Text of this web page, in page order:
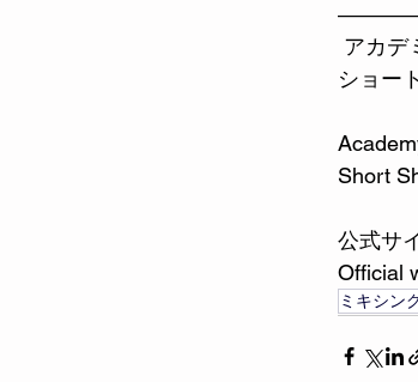
アカデ
ショー
Short
公式サ
Official
ミキシン